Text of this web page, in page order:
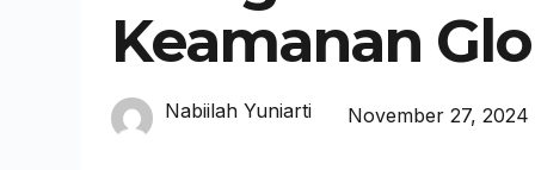
Keamanan
Nabiilah Yuniarti November 27, 2024